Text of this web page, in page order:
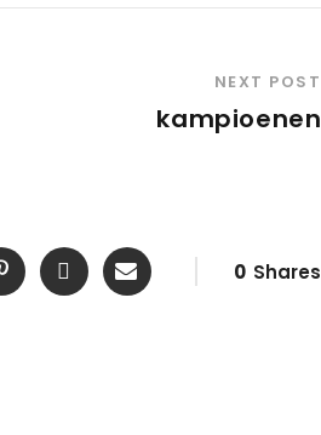
NEXT POST
kampioenen
0 Shares